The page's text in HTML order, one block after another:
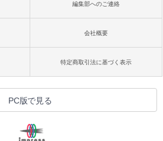
編集部へのご連絡
会社概要
特定商取引法に基づく表示
PC版で見る